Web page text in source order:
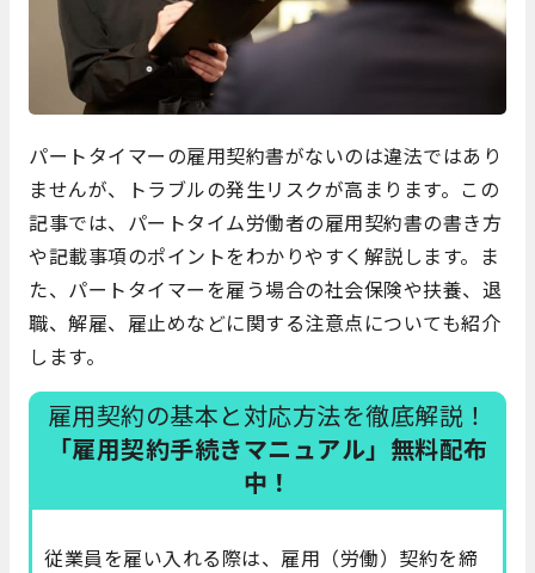
パートタイマーの雇用契約書がないのは違法ではあり
ませんが、トラブルの発生リスクが高まります。この
記事では、パートタイム労働者の雇用契約書の書き方
や記載事項のポイントをわかりやすく解説します。ま
た、パートタイマーを雇う場合の社会保険や扶養、退
職、解雇、雇止めなどに関する注意点についても紹介
します。
雇用契約の基本と対応方法を徹底解説！
「雇用契約手続きマニュアル」無料配布
中！
従業員を雇い入れる際は、雇用（労働）契約を締